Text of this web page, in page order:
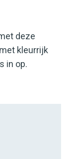
deze
kleurrijk
in op.